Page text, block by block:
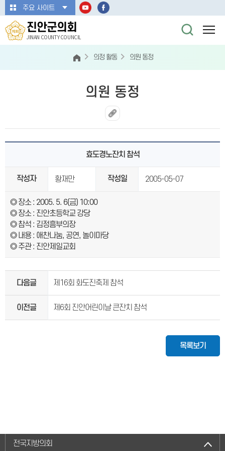
본문바로가기
주요 사이트
진안군의회
JINAN COUNTY COUNCIL
의정 활동 의원 동정
의원 동정
효도경노잔치 참석
작성자 황재만 작성일 2005-05-07
◎ 장소 : 2005. 5. 6(금) 10:00
◎ 장소 : 진안초등학교 강당
◎ 참석 : 김정흠부의장
◎ 내용 : 애찬나눔, 공연, 놀이마당
◎ 주관 : 진안제일교회
다음글 제16회 화도진축제 참석
이전글 제6회 진안어린이날 큰잔치 참석
목록보기
전국지방의회